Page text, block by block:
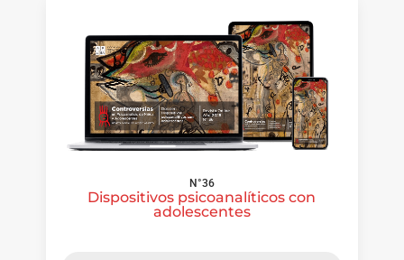
N°36
Dispositivos psicoanalíticos con
adolescentes